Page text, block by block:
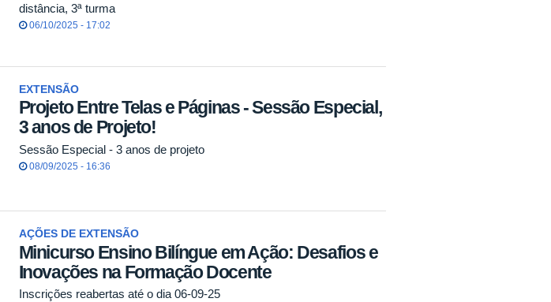
distância, 3ª turma
06/10/2025 - 17:02
EXTENSÃO
Projeto Entre Telas e Páginas - Sessão Especial,
3 anos de Projeto!
Sessão Especial - 3 anos de projeto
08/09/2025 - 16:36
AÇÕES DE EXTENSÃO
Minicurso Ensino Bilíngue em Ação: Desafios e
Inovações na Formação Docente
Inscrições reabertas até o dia 06-09-25